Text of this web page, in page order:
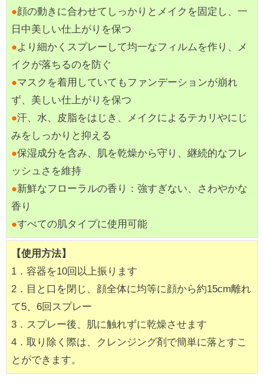
●顔の動きに合わせてしっかりとメイクを固定し、一
日中美しい仕上がりを保つ
●より細かくスプレーして均一なフィルムを作り、メ
イクが落ちるのを防ぐ
●マスクを着用していてもファンデーションが崩れ
ず、美しい仕上がりを保つ
●汗、水、皮脂をはじき、メイクによるテカリやにじ
みをしっかりと抑える
●保湿成分を含み、肌を乾燥から守り、継続的なフレ
ッシュさを維持
●新鮮なフローラルの香り：強すぎない、さわやかな
香り
●すべての肌タイプに使用可能
【使用方法】
1．容器を10回以上振ります
2．目と口を閉じ、顔全体に均等に顔から約15cm離れ
て5、6回スプレー
3．スプレー後、肌に触れずに乾燥させます
4．取り除く際は、クレンジング剤で簡単に落とすこ
とができます。